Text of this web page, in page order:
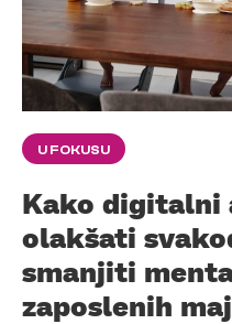
U FOKUSU
Kako digitalni
olakšati
smanjiti
zaposlenih